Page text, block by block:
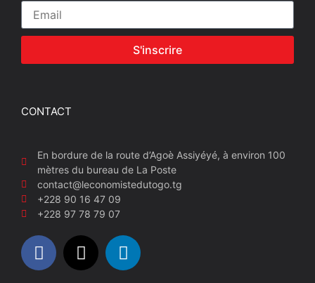
S'inscrire
CONTACT
En bordure de la route d’Agoè Assiyéyé, à environ 100
mètres du bureau de La Poste
contact@leconomistedutogo.tg
+228 90 16 47 09
+228 97 78 79 07